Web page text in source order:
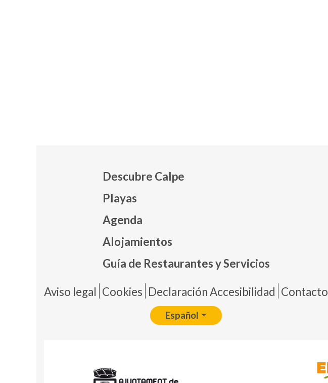
Descubre Calpe
Playas
Agenda
Alojamientos
Guía de Restaurantes y Servicios
Pie de página
Aviso legal Cookies Declaración Accesibilidad Contacto
Español